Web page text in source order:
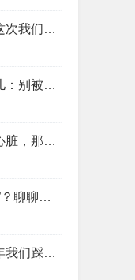
汽轮机通流改造，这次我们聊点真东西
锅炉选型那点破事儿：别被参数表骗了！
塔器：化工装置的心脏，那些你不知道的事
工业上的“定时炸弹”？聊聊那些让人又爱又恨的压力容器
管道智能化？那些年我们踩过的坑，和真正能用的招儿